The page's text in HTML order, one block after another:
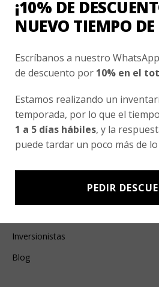
Esenciales
Contacto
Cambios y Devoluciones
¿Cómo Medirme?
Conocenos
Inversionistas
Blog
¡10% DE
NUEVO TIEMPO
Escríbanos a nuestro
de descuento por 10% en el
Estamos realizando un
temporada, por lo que el
1 a 5 días hábiles, y la
puede tardar un poco más de
PEDIR